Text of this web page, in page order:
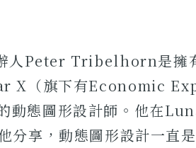
人Peter Tribelhorn是擁
X（旗下有Economic
態圖形設計師。他在
分享，動態圖形設計一直